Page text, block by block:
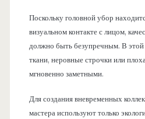
Поскольку головной убор
визуальном контакте с лицом,
должно быть безупречным. В
ткани, неровные строчки или
мгновенно заметными.
Для создания вневременных
мастера используют только